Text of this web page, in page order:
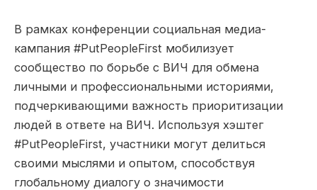
В рамках конференции социальная медиа-
кампания #PutPeopleFirst мобилизует
сообщество по борьбе с ВИЧ для обмена
личными и профессиональными историями,
подчеркивающими важность приоритизации
людей в ответе на ВИЧ. Используя хэштег
#PutPeopleFirst, участники могут делиться
своими мыслями и опытом, способствуя
глобальному диалогу о значимости